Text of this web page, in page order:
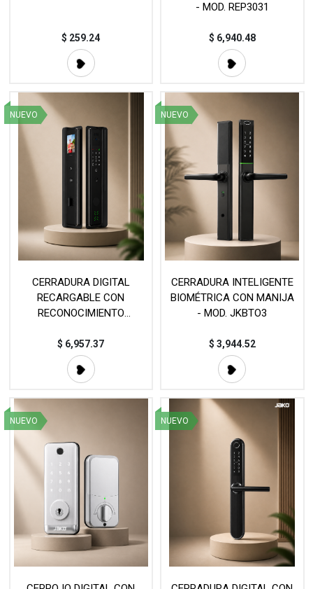
$ 259.24
- MOD. REP3031
$ 6,940.48
NUEVO
CERRADURA DIGITAL
RECARGABLE CON
RECONOCIMIENTO
$ 6,957.37
NUEVO
CERRADURA INTELIGENTE
BIOMÉTRICA CON MANIJA
- MOD. JKBTO3
$ 3,944.52
NUEVO NUEVO